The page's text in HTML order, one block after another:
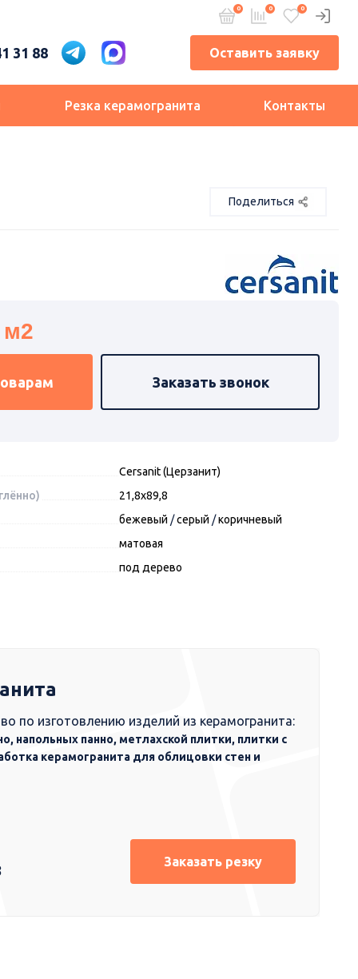
31 88 Оставить заявку
Резка керамогранита Контакты
Поделиться
Заказать звонок
Cersanit (Церзанит)
21,8х89,8
бежевый /серый /коричневый
матовая
под дерево
по изготовлению изделий из керамогранита:
напольных панно, метлахской плитки, плитки с
керамогранита для облицовки стен и
Заказать резку